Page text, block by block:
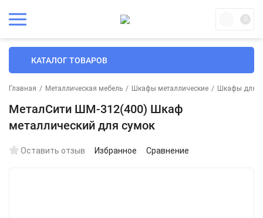
0
КАТАЛОГ ТОВАРОВ
Главная / Металлическая мебель / Шкафы металлические / Шкафы для
МеталСити ШМ-312(400) Шкаф
металлический для сумок
Оставить отзыв Избранное Сравнение